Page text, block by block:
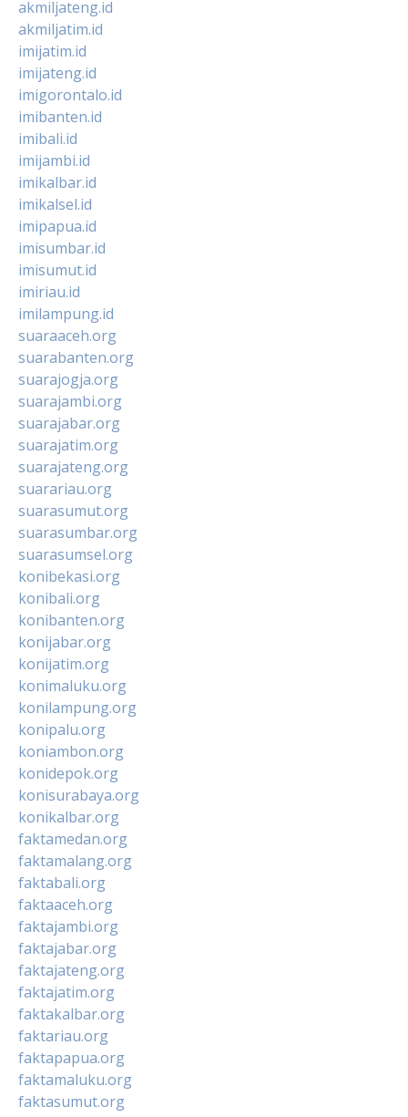
akmiljateng.id
akmiljatim.id
imijatim.id
imijateng.id
imigorontalo.id
imibanten.id
imibali.id
imijambi.id
imikalbar.id
imikalsel.id
imipapua.id
imisumbar.id
imisumut.id
imiriau.id
imilampung.id
suaraaceh.org
suarabanten.org
suarajogja.org
suarajambi.org
suarajabar.org
suarajatim.org
suarajateng.org
suarariau.org
suarasumut.org
suarasumbar.org
suarasumsel.org
konibekasi.org
konibali.org
konibanten.org
konijabar.org
konijatim.org
konimaluku.org
konilampung.org
konipalu.org
koniambon.org
konidepok.org
konisurabaya.org
konikalbar.org
faktamedan.org
faktamalang.org
faktabali.org
faktaaceh.org
faktajambi.org
faktajabar.org
faktajateng.org
faktajatim.org
faktakalbar.org
faktariau.org
faktapapua.org
faktamaluku.org
faktasumut.org